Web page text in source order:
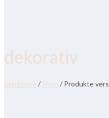
dekorativ
Startseite / Shop / Produkte